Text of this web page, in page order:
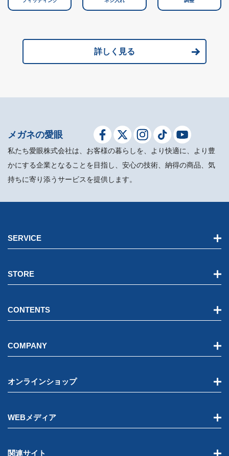
詳しく見る
メガネの愛眼
私たち愛眼株式会社は、お客様の暮らしを、より快適に、より豊
かにする企業となることを目指し、安心の技術、納得の商品、気
持ちに寄り添うサービスを提供します。
SERVICE
STORE
CONTENTS
COMPANY
オンラインショップ
WEBメディア
関連サイト